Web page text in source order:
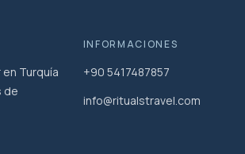
Turquía
de
INFORMACIONES
+90 5417487857
info@ritualstravel.com